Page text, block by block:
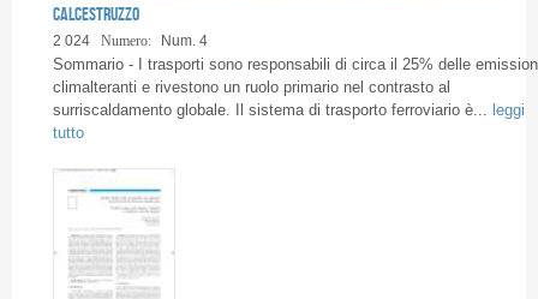
calcestruzzo
2 024 Numero: Num. 4
Sommario - I trasporti sono responsabili di circa il 25% delle
climalteranti e rivestono un ruolo primario nel contrasto al
surriscaldamento globale. Il sistema di trasporto ferroviario è... leggi
tutto